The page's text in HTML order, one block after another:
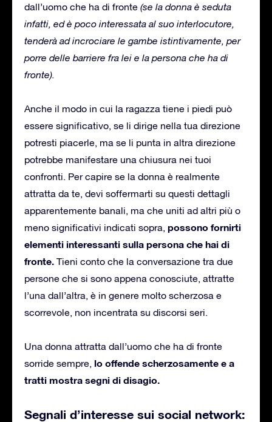
dall’uomo che ha di fronte (se la donna è seduta
infatti, ed è poco interessata al suo interlocutore,
tenderà ad incrociare le gambe istintivamente, per
porre delle barriere fra lei e la persona che ha di
fronte).
Anche il modo in cui la ragazza tiene i piedi può
essere significativo, se li dirige nella tua direzione
potresti piacerle, ma se li punta in altra direzione
potrebbe manifestare una chiusura nei tuoi
confronti. Per capire se la donna è realmente
attratta da te, devi soffermarti su questi dettagli
apparentemente banali, ma che uniti ad altri più o
meno significativi indicati sopra, possono fornirti
elementi interessanti sulla persona che hai di
fronte. Tieni conto che la conversazione tra due
persone che si sono appena conosciute, attratte
l’una dall’altra, è in genere molto scherzosa e
scorrevole, non incentrata su discorsi seri.
Una donna attratta dall’uomo che ha di fronte
sorride sempre, lo offende scherzosamente e a
tratti mostra segni di disagio.
Segnali d’interesse sui social network: